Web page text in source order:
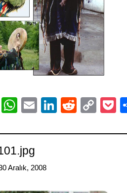
TwitterWhatsApp
EmailLinkedIn
Reddit
Aralık, 2008